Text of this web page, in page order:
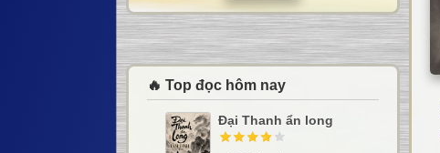
🔥 Top đọc hôm nay
Đại Thanh ẩn long